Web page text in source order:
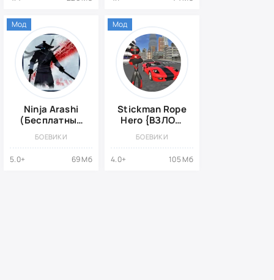
Ninja Arashi
(Бесплатные
БОЕВИКИ
5.0+ 69 Мб
Мод
Stickman Rope
Hero {ВЗЛОМ
БОЕВИКИ
4.0+ 105 Мб
Мод